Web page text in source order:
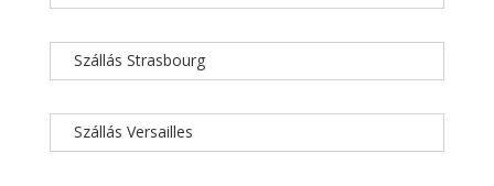
Szállás Strasbourg
Szállás Versailles